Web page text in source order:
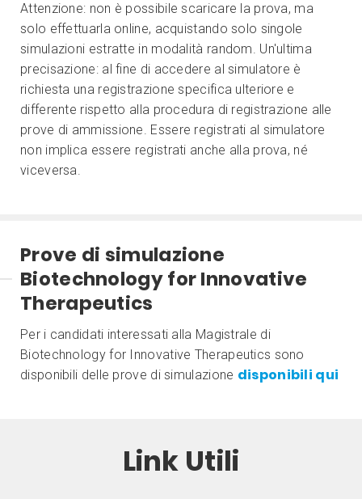
Attenzione: non è possibile scaricare la prova, ma
solo effettuarla online, acquistando solo singole
simulazioni estratte in modalità random. Un'ultima
precisazione: al fine di accedere al simulatore è
richiesta una registrazione specifica ulteriore e
differente rispetto alla procedura di registrazione alle
prove di ammissione. Essere registrati al simulatore
non implica essere registrati anche alla prova, né
viceversa.
Prove di simulazione
Biotechnology for Innovative
Therapeutics
Per i candidati interessati alla Magistrale di
Biotechnology for Innovative Therapeutics sono
disponibili delle prove di simulazione disponibili qui
Link Utili